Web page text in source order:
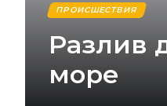
ПРОИСШЕСТВИЯ
Разлив
море